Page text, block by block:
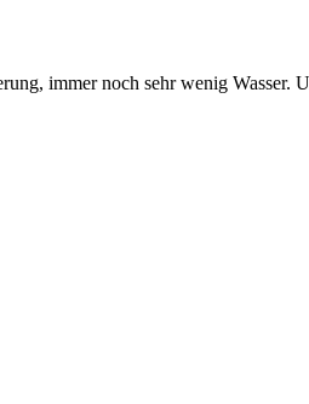
immer noch sehr wenig Wasser.